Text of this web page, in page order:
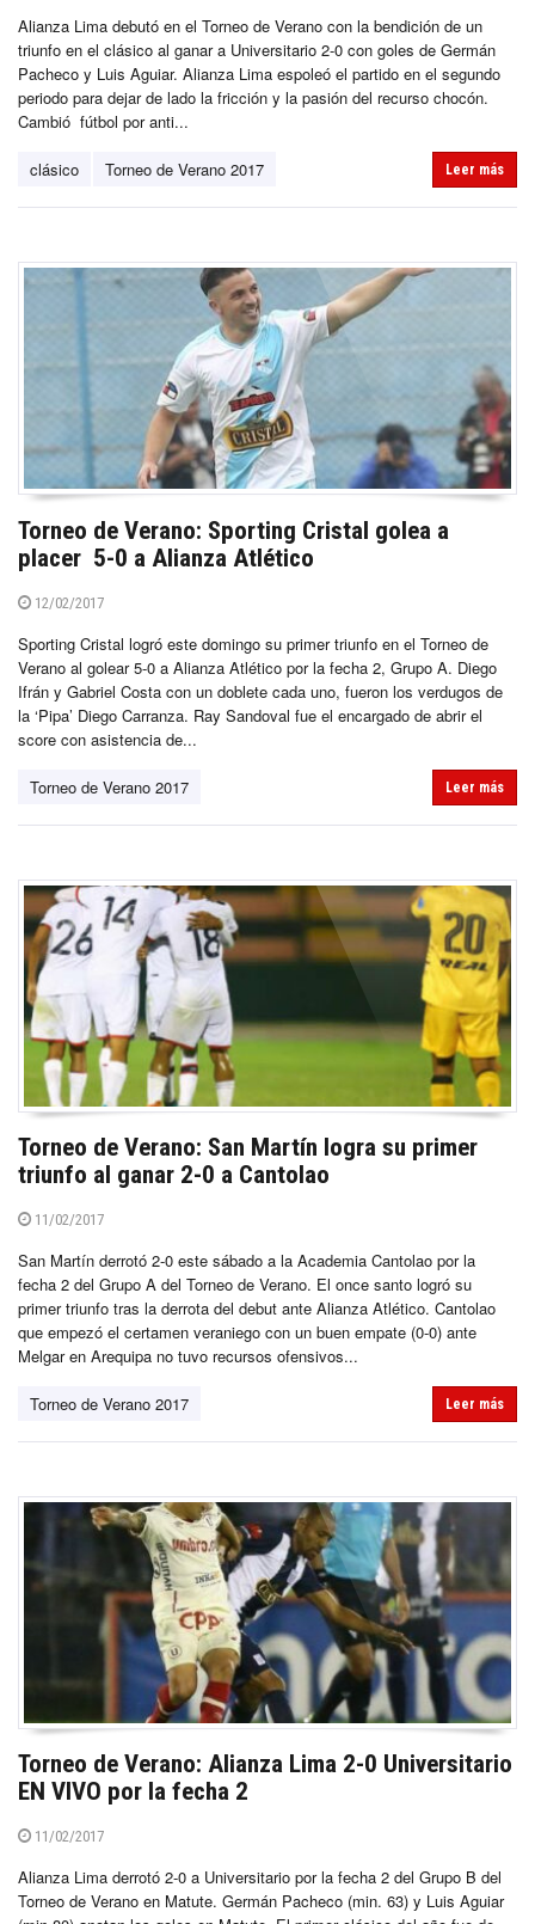
Alianza Lima debutó en el Torneo de Verano con la bendición de un
triunfo en el clásico al ganar a Universitario 2-0 con goles de Germán
Pacheco y Luis Aguiar. Alianza Lima espoleó el partido en el segundo
periodo para dejar de lado la fricción y la pasión del recurso chocón.
Cambió fútbol por anti...
clásico Torneo de Verano 2017 Leer más
Torneo de Verano: Sporting Cristal golea a
placer 5-0 a Alianza Atlético
12/02/2017
Sporting Cristal logró este domingo su primer triunfo en el Torneo de
Verano al golear 5-0 a Alianza Atlético por la fecha 2, Grupo A. Diego
Ifrán y Gabriel Costa con un doblete cada uno, fueron los verdugos de
la ‘Pipa’ Diego Carranza. Ray Sandoval fue el encargado de abrir el
score con asistencia de...
Torneo de Verano 2017 Leer más
Torneo de Verano: San Martín logra su primer
triunfo al ganar 2-0 a Cantolao
11/02/2017
San Martín derrotó 2-0 este sábado a la Academia Cantolao por la
fecha 2 del Grupo A del Torneo de Verano. El once santo logró su
primer triunfo tras la derrota del debut ante Alianza Atlético. Cantolao
que empezó el certamen veraniego con un buen empate (0-0) ante
Melgar en Arequipa no tuvo recursos ofensivos...
Torneo de Verano 2017 Leer más
Torneo de Verano: Alianza Lima 2-0 Universitario
EN VIVO por la fecha 2
11/02/2017
Alianza Lima derrotó 2-0 a Universitario por la fecha 2 del Grupo B del
Torneo de Verano en Matute. Germán Pacheco (min. 63) y Luis Aguiar